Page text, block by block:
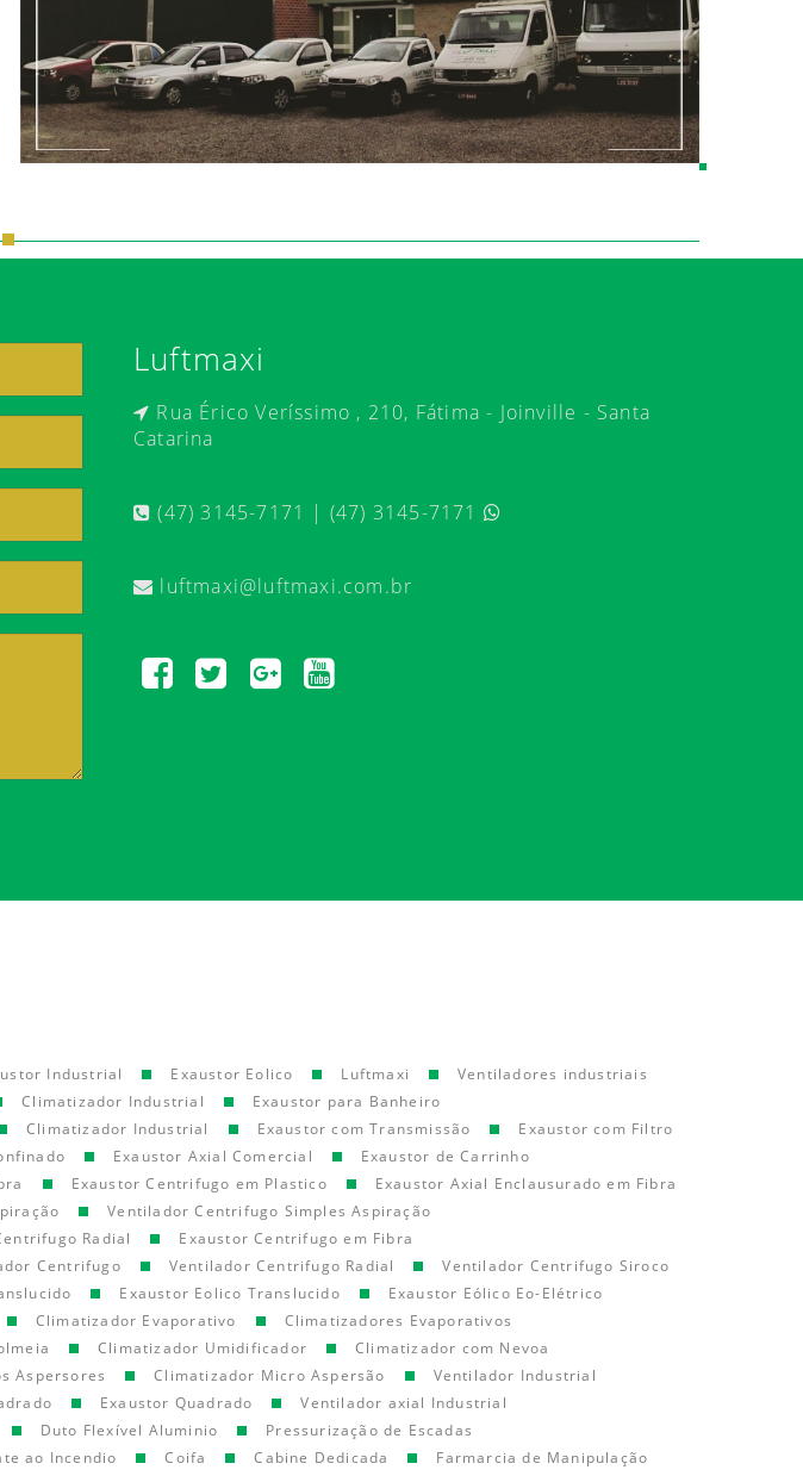
Luftmaxi
Rua Érico Veríssimo , 210, Fátima - Joinville - Santa
Catarina
(47) 3145-7171 | (47) 3145-7171
luftmaxi@luftmaxi.com.br
Industrial Exaustor Eolico Luftmaxi
Ventiladores industriais
Climatizador Industrial
Exaustor para Banheiro
Climatizador Industrial Exaustor com Transmissão
Exaustor com Filtro
Exaustor Axial Comercial
Exaustor de Carrinho
Exaustor Centrifugo em Plastico
Exaustor Axial Enclausurado em Fibra
Ventilador Centrifugo Simples Aspiração
Radial
Exaustor Centrifugo em Fibra
Centrifugo Ventilador Centrifugo Radial
Ventilador Centrifugo Siroco
Exaustor Eolico Translucido
Exaustor Eólico Eo-Elétrico
Climatizador Evaporativo
Climatizadores Evaporativos
Climatizador Umidificador
Climatizador com Nevoa
Aspersores Climatizador Micro Aspersão
Ventilador Industrial
Exaustor Quadrado
Ventilador axial Industrial
Duto Flexível Aluminio
Pressurização de Escadas
ao Incendio Coifa Cabine Dedicada
Farmarcia de Manipulação